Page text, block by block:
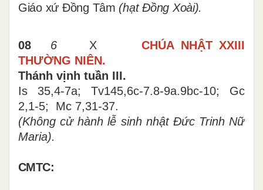
Giáo xứ Đồng Tâm (hạt Đồng Xoài).
08 6XCHÚA NHẬT XXIII
THƯỜNG NIÊN.
Thánh vịnh tuần III.
Is 35,4-7a; Tv145,6c-7.8-9a.9bc-10;
Gc
2,1-5; Mc 7,31-37.
(Không cử hành lễ sinh nhật Đức Trinh Nữ
Maria).
CMTC: